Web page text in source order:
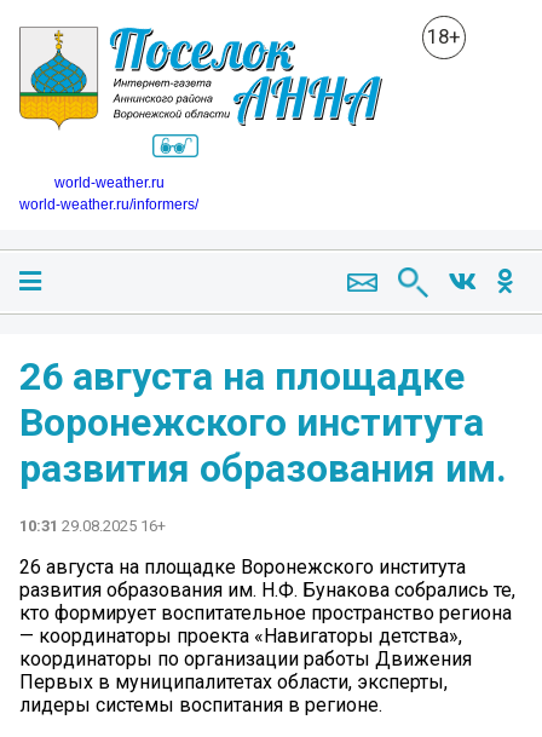
18+
world-weather.ru
world-weather.ru/informers/
️26 августа на площадке
Воронежского института
развития образования им.
10:31 29.08.2025 16+
️26 августа на площадке Воронежского института
развития образования им. Н.Ф. Бунакова собрались те,
кто формирует воспитательное пространство региона
— координаторы проекта «Навигаторы детства»,
координаторы по организации работы Движения
Первых в муниципалитетах области, эксперты,
лидеры системы воспитания в регионе.